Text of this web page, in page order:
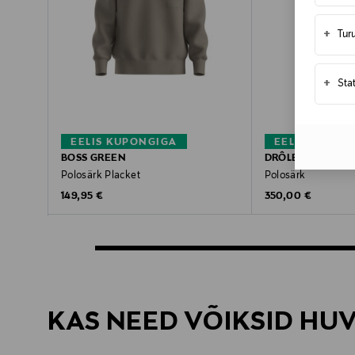
+
+
EELIS KUPONGIGA
BOSS GREEN
Polosärk Placket
Original Price
149,95 €
EELIS
DRÔLE DE
Polosärk
Original Price
350,00 €
KAS NEED VÕIKSID